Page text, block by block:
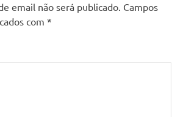
email não será publicado. Campos
com *